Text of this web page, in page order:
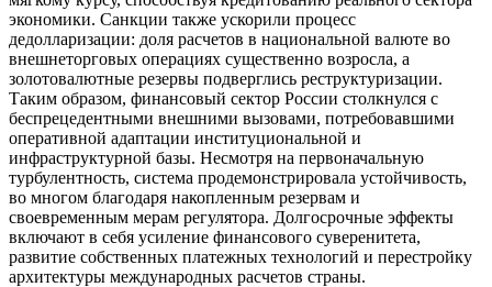
экономики. Санкции также ускорили процесс
дедолларизации: доля расчетов в национальной валюте во
внешнеторговых операциях существенно возросла, а
золотовалютные резервы подверглись реструктуризации.
Таким образом, финансовый сектор России столкнулся с
беспрецедентными внешними вызовами, потребовавшими
оперативной адаптации институциональной и
инфраструктурной базы. Несмотря на первоначальную
турбулентность, система продемонстрировала устойчивость,
во многом благодаря накопленным резервам и
своевременным мерам регулятора. Долгосрочные эффекты
включают в себя усиление финансового суверенитета,
развитие собственных платежных технологий и перестройку
архитектуры международных расчетов страны.